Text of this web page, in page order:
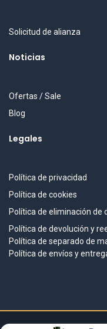
Solicitud de alianza
Noticias
Ofertas / Sale
Blog
Legales
Política de privacidad
Política de cookies
Política de eliminación de
Política de devolución y
Política de separado de
Política de envíos y